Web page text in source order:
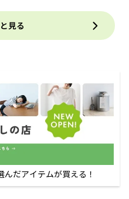
見る
だアイテムが買える！